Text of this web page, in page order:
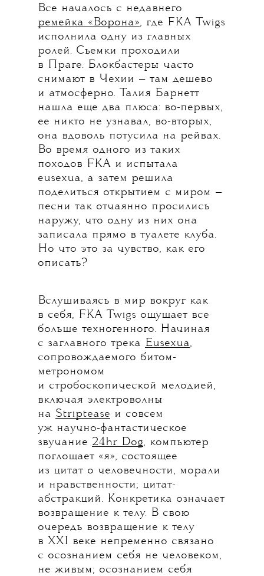
Все началось с недавнего
ремейка «Ворона», где FKA Twigs
исполнила одну из главных
ролей. Съемки проходили
в Праге. Блокбастеры часто
снимают в Чехии — там дешево
и атмосферно. Талия Барнетт
нашла еще два плюса: во-первых,
ее никто не узнавал, во-вторых,
она вдоволь потусила на рейвах.
Во время одного из таких
походов FKA и испытала
eusexua, а затем решила
поделиться открытием с миром —
песни так отчаянно просились
наружу, что одну из них она
записала прямо в туалете клуба.
Но что это за чувство, как его
описать?
Вслушиваясь в мир вокруг как
в себя, FKA Twigs ощущает все
больше техногенного. Начиная
с заглавного трека Eusexua,
сопровождаемого битом-
метрономом
и стробоскопической мелодией,
включая электроволны
на Striptease и совсем
уж научно-фантастическое
звучание 24hr Dog, компьютер
поглощает «я», состоящее
из цитат о человечности, морали
и нравственности; цитат-
абстракций. Конкретика означает
возвращение к телу. В свою
очередь возвращение к телу
в XXI веке непременно связано
с осознанием себя не человеком,
не живым; осознанием себя